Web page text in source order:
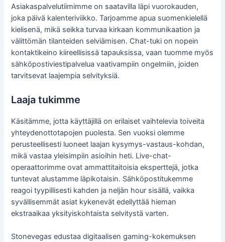
Asiakaspalvelutiimimme on saatavilla läpi vuorokauden,
joka päivä kalenteriviikko. Tarjoamme apua suomenkielellä
kielisenä, mikä seikka turvaa kirkaan kommunikaation ja
välittömän tilanteiden selviämisen. Chat-tuki on nopein
kontaktikeino kiireellisissä tapauksissa, vaan tuomme myös
sähköpostiviestipalvelua vaativampiin ongelmiin, joiden
tarvitsevat laajempia selvityksiä.
Laaja tukimme
Käsitämme, jotta käyttäjillä on erilaiset vaihtelevia toiveita
yhteydenottotapojen puolesta. Sen vuoksi olemme
perusteellisesti luoneet laajan kysymys-vastaus-kohdan,
mikä vastaa yleisimpiin asioihin heti. Live-chat-
operaattorimme ovat ammattitaitoisia eksperttejä, jotka
tuntevat alustamme läpikotaisin. Sähköpostitukemme
reagoi tyypillisesti kahden ja neljän hour sisällä, vaikka
syvällisemmät asiat kykenevät edellyttää hieman
ekstraaikaa yksityiskohtaista selvitystä varten.
Stonevegas edustaa digitaalisen gaming-kokemuksen